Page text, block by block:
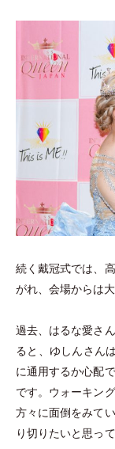
続く戴冠式では、
がれ、会場からは
過去、はるな愛さ
ると、ゆしんさんは
に通用するか心配
です。ウォーキン
方々に面倒をみて
り切りたいと思っ